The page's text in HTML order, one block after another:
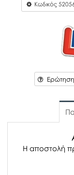
Κωδικός
Ερώτηση
Η αποστολή